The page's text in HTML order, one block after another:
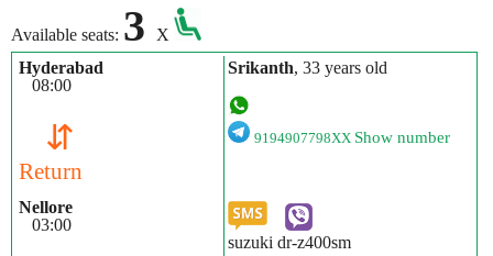
Available seats: 3
X
Hyderabad
08:00
⇵
Return
Nellore
03:00
Srikanth, 33 years old
9194907798XX Show number
suzuki dr-z400sm